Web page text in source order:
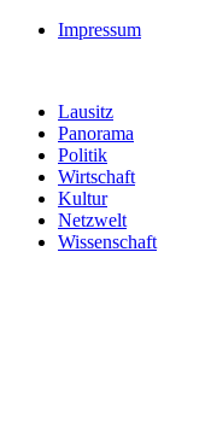
Impressum
Lausitz
Panorama
Politik
Wirtschaft
Kultur
Netzwelt
Wissenschaft